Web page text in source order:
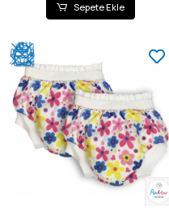
Sepete Ekle